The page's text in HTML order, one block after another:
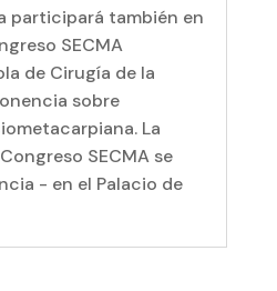
participará también en
SECMA
de Cirugía de la
sobre
La
SECMA se
- en el Palacio de